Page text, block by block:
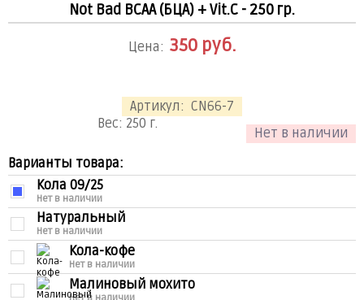
Not Bad BCAA (БЦА) + Vit.C - 250 гр.
Артикул: CN66-7
Нет в наличии
Вес: 250 г.
Цена: 350 руб.
Варианты товара:
Кола 09/25
Нет в наличии
Натуральный
Нет в наличии
Кола-кофе
Нет в наличии
Малиновый мохито
Нет в наличии